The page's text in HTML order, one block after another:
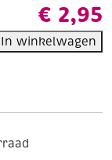
€ 2,95
In winkelwagen